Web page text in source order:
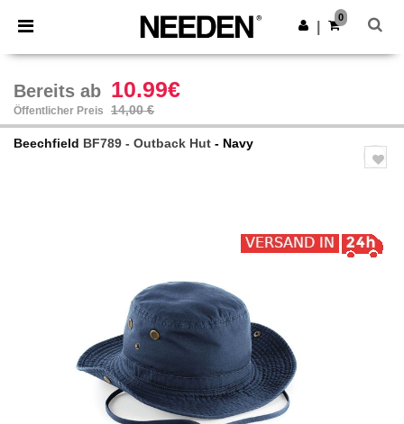
× Needen App
Bessere Preise in der App!
App holen
0
Bereits ab 10.99€
Öffentlicher Preis 14,00 €
Beechfield BF789 - Outback Hut - Navy